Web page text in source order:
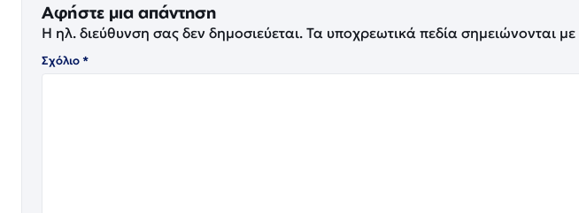
Αφήστε μια απάντηση
Η ηλ. διεύθυνση σας δεν δημοσιεύεται. Τα υποχρεωτικά πεδία σημειώνονται με
Σχόλιο*